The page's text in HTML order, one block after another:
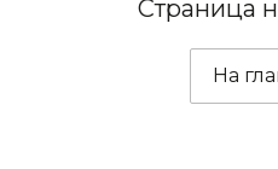
Страница
На